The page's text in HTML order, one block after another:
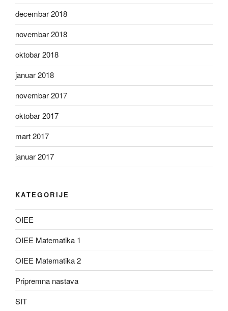
decembar 2018
novembar 2018
oktobar 2018
januar 2018
novembar 2017
oktobar 2017
mart 2017
januar 2017
KATEGORIJE
OIEE
OIEE Matematika 1
OIEE Matematika 2
Pripremna nastava
SIT